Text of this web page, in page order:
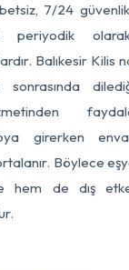
7/24
Balıkesir Kilis
girerken
Böylece
hem de dış